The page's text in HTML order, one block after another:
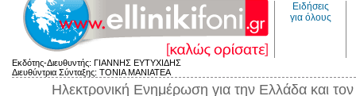
Ειδήσεις
για όλους
Εκδότης-Διευθυντής: ΓΙΑΝΝΗΣ ΕΥΤΥΧΙΔΗΣ
Διευθύντρια Σύνταξης: ΤΟΝΙΑ ΜΑΝΙΑΤΕΑ
Ηλεκτρονική Ενημέρωση για την Ελλάδα και